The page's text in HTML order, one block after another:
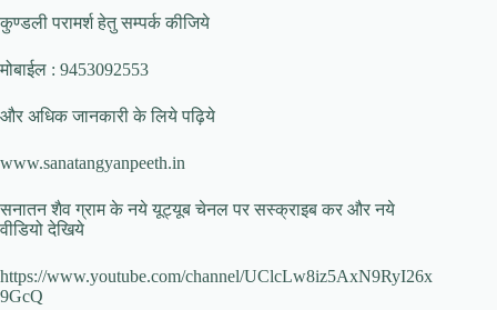
कुण्डली परामर्श हेतु सम्पर्क कीजिये
मोबाईल : 9453092553
और अधिक जानकारी के लिये पढ़िये
www.sanatangyanpeeth.in
सनातन शैव ग्राम के नये यूट्यूब चेनल पर सस्क्राइब कर और नये
वीडियो देखिये
https://www.youtube.com/channel/UClcLw8iz5AxN9RyI26x
9GcQ